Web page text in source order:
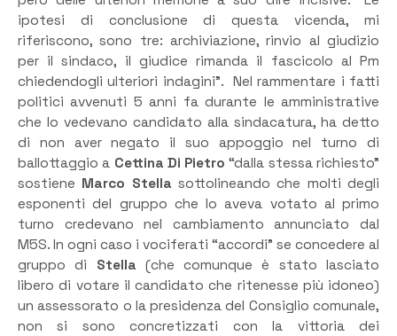
ipotesi di conclusione di questa vicenda, mi
riferiscono, sono tre: archiviazione, rinvio al giudizio
per il sindaco, il giudice rimanda il fascicolo al Pm
chiedendogli ulteriori indagini”. Nel rammentare i fatti
politici avvenuti 5 anni fa durante le amministrative
che lo vedevano candidato alla sindacatura, ha detto
di non aver negato il suo appoggio nel turno di
ballottaggio a Cettina Di Pietro “dalla stessa richiesto”
sostiene Marco Stella sottolineando che molti degli
esponenti del gruppo che lo aveva votato al primo
turno credevano nel cambiamento annunciato dal
M5S. In ogni caso i vociferati “accordi” se concedere al
gruppo di Stella (che comunque è stato lasciato
libero di votare il candidato che ritenesse più idoneo)
un assessorato o la presidenza del Consiglio comunale,
non si sono concretizzati con la vittoria dei